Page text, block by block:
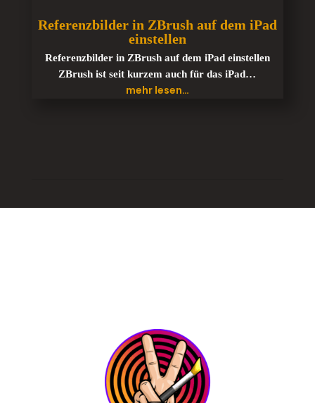
Referenzbilder in ZBrush auf dem iPad
einstellen
Referenzbilder in ZBrush auf dem iPad einstellen
ZBrush ist seit kurzem auch für das iPad…
mehr lesen…